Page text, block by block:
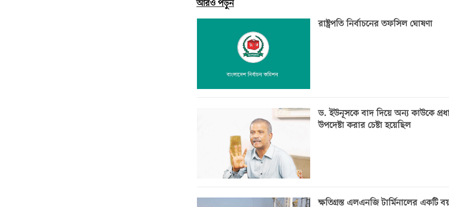
আরও পড়ুন
রাষ্ট্রপতি নির্বাচনের তফসিল ঘোষণা
ড. ইউনূসকে বাদ দিয়ে অন্য কাউকে
উপদেষ্টা করার চেষ্টা হয়েছিল
ক্ষতিগ্রস্ত এলএনজি টার্মিনালের একটি